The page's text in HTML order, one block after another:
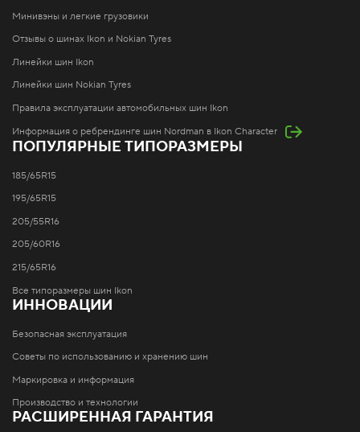
Минивэны и легкие грузовики
Отзывы о шинах Ikon и Nokian Tyres
Линейки шин Ikon
Линейки шин Nokian Tyres
Правила эксплуатации автомобильных шин Ikon
Информация о ребрендинге шин Nordman в Ikon Character
ПОПУЛЯРНЫЕ ТИПОРАЗМЕРЫ
185/65R15
195/65R15
205/55R16
205/60R16
215/65R16
Все типоразмеры шин Ikon
ИННОВАЦИИ
Безопасная эксплуатация
Советы по использованию и хранению шин
Маркировка и информация
Производство и технологии
РАСШИРЕННАЯ ГАРАНТИЯ